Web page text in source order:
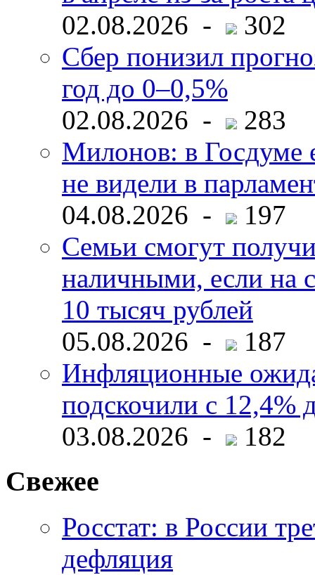
02.08.2026 -
302
Сбер понизил
год до 0–0,5%
02.08.2026 -
283
Милонов: в Госдуме
не видели в
04.08.2026 -
197
Семьи смогут
наличными, если на
10 тысяч рублей
05.08.2026 -
187
Инфляционные
подскочили с 12,4%
03.08.2026 -
182
Свежее
Росстат: в России
дефляция